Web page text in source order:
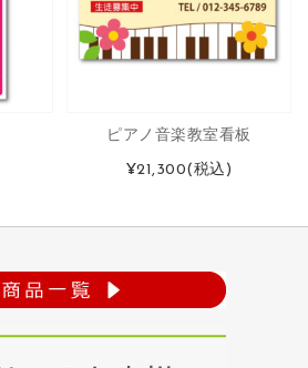
ピアノ音楽教室看板
¥21,300(税込)